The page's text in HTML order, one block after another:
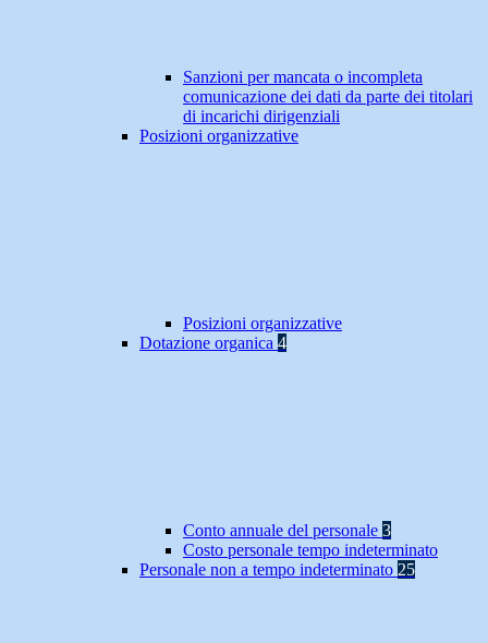
Sanzioni per mancata o incompleta
comunicazione dei dati da parte dei titolari
di incarichi dirigenziali
Posizioni organizzative
Posizioni organizzative
Dotazione organica 4
Conto annuale del personale 3
Costo personale tempo indeterminato
Personale non a tempo indeterminato 25